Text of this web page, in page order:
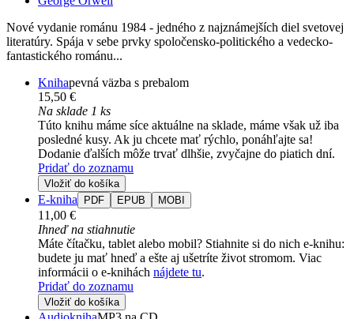
Nové vydanie románu 1984 - jedného z najznámejších diel svetovej
literatúry. Spája v sebe prvky spoločensko-politického a vedecko-
fantastického románu...
Knihapevná väzba s prebalom
15,50 €
Na sklade 1 ks
Túto knihu máme síce aktuálne na sklade, máme však už iba
posledné kusy. Ak ju chcete mať rýchlo, ponáhľajte sa!
Dodanie ďalších môže trvať dlhšie, zvyčajne do piatich dní.
Pridať do zoznamu
Vložiť do košíka
E-kniha PDF EPUB MOBI
11,00 €
Ihneď na stiahnutie
Máte čítačku, tablet alebo mobil? Stiahnite si do nich e-knihu:
budete ju mať hneď a ešte aj ušetríte život stromom. Viac
informácii o e-knihách nájdete tu.
Pridať do zoznamu
Vložiť do košíka